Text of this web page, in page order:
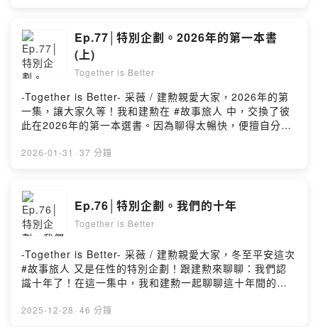
言告訴我你對這一集的想法：Powered by Firstory
Hosting
套》 林木林/著、岡田千晶/繪下集 #《理想的簡單生活》
多明妮克．洛羅/著、 張之簡/譯/嘿，親愛的你，謝謝你還
在聆聽，我的「讀寫生活」。本節目以「不定期更新」的
方式，為大家繼續分享，我和我們的閱讀感受。希望你繼
續喜歡我們聊的創作者和書，和我的「讀寫生活」。▎一
起Together｜讀寫生活加入會員，支持節目：
https://cksaaoon8rbd209407se6c2yj.firstory.io/join留
言告訴我你對這一集的想法：Powered by Firstory
Hosting
Ep.77│特別企劃。2026年的第一本書
(上)
Together is Better
-Together is Better- 采薇 / 建勲親愛大家，2026年的第
一集，讓大家久等！我和建勲在 #故事旅人 中，交換了彼
此在2026年的第一本選書。因為聊得太暢快，便擅自分作
這是專屬於我的迷信，歡迎你來聽。▎我們聊到的書上集
謝謝你還在聆聽，我的「讀寫生活」。本節目以「不定期
更新」的方式，為大家繼續分享，我和我們的閱讀感受。
希望你繼續喜歡我們聊的創作者和書，和我的「讀寫生
活」。▎一起Together｜讀寫生活加入會員，支持節目：
https://cksaaoon8rbd209407se6c2yj.firstory.io/join留
言告訴我你對這一集的想法：Powered by Firstory
Hosting
2026-01-31 · 37 分鐘
Ep.76│特別企劃。我們的十年
Together is Better
-Together is Better- 采薇 / 建勲親愛大家，冬至平安這次
#故事旅人 又是任性的特別企劃！跟建勲來聊聊：我們認
識十年了！在這一集中，我和建勲一起聊聊這十年間的記
軟的冬天，歡迎你來聽。▎我們聊到的書#《送花給你》
2025-12-28 · 46 分鐘